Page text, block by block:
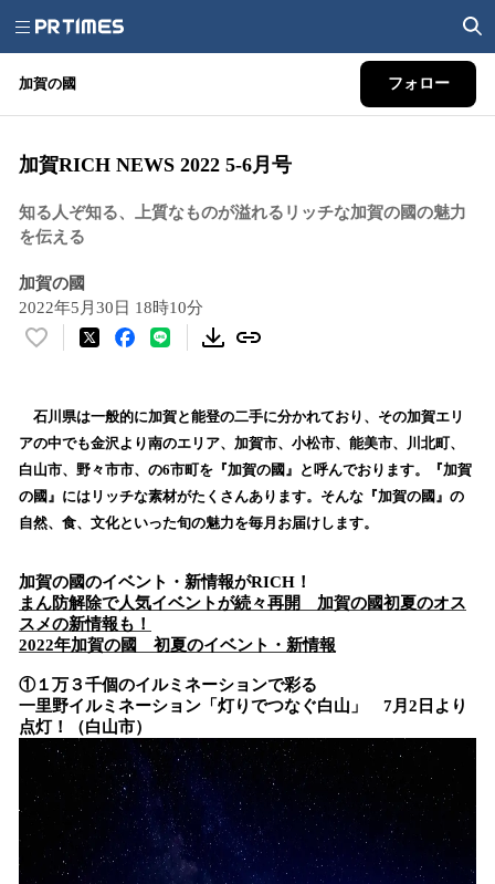
加賀の國 フォロー
加賀RICH NEWS 2022 5-6月号
知る人ぞ知る、上質なものが溢れるリッチな加賀の國の魅力
を伝える
加賀の國
2022年5月30日 18時10分
い
！
数
を
読
込
中
で
す
石川県は一般的に加賀と能登の二手に分かれており、その加賀エリ
アの中でも金沢より南のエリア、加賀市、小松市、能美市、川北町、
白山市、野々市市、の6市町を『加賀の國』と呼んでおります。『加賀
の國』にはリッチな素材がたくさんあります。そんな『加賀の國』の
自然、食、文化といった旬の魅力を毎月お届けします。
加賀の國のイベント・新情報がRICH！
まん防解除で人気イベントが続々再開 加賀の國初夏のオス
スメの新情報も！
2022年加賀の國 初夏のイベント・新情報
①１万３千個のイルミネーションで彩る
一里野イルミネーション「灯りでつなぐ白山」 7月2日より
点灯！（白山市）